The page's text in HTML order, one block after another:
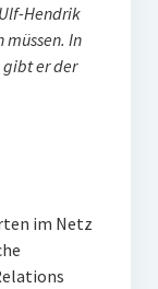
Hendrik
müssen. In
gibt er der
im Netz